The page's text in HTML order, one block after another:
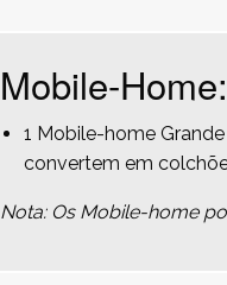
Mobile-Home:
1 Mobile-home
convertem em
Nota: Os Mobile-home